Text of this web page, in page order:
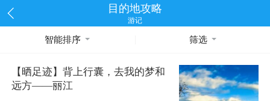
目的地攻略
游记
智能排序 筛选
【晒足迹】背上行囊，去我的梦和
远方——丽江